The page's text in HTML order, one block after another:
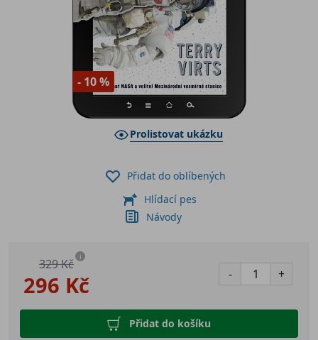
- 10 %
Prolistovat ukázku
296 Kč
329 Kč i
- +
Přidat do košíku
Přidat do oblíbených
Hlídací pes
Návody